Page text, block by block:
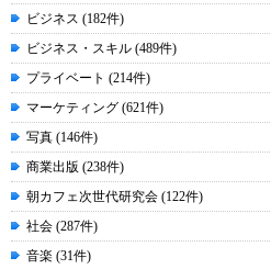
ビジネス (182件)
ビジネス・スキル (489件)
プライベート (214件)
マーケティング (621件)
写真 (146件)
商業出版 (238件)
朝カフェ次世代研究会 (122件)
社会 (287件)
音楽 (31件)